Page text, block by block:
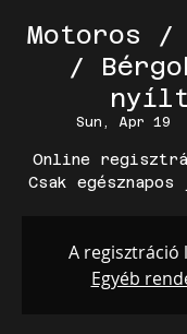
Motoros /
/
Sun, Apr 19
Online
Csak
A regisztráció
Egyéb